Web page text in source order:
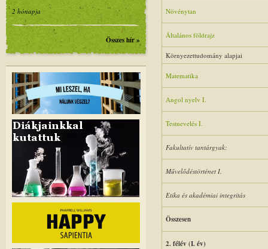
Növénytan
Általános földrajz
Környezettudomány alapjai
Matematika
Angol nyelv I.
Testnevelés I.
Fakultatív tantárgyak:
Művelődéstörténet I.
Etika és akadémiai integritás
Összesen
2. félév (I. év)
2 hónapja
Összes hír »